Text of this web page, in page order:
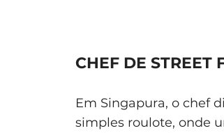
CHEF DE STREET
Em Singapura, o chef
simples roulote, onde